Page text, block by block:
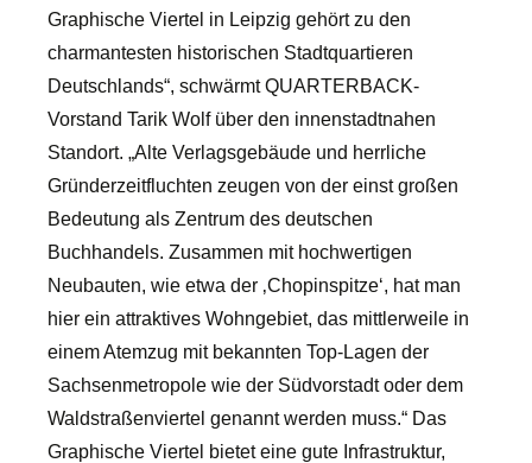
Graphische Viertel in Leipzig gehört zu den
charmantesten historischen Stadtquartieren
Deutschlands“, schwärmt QUARTERBACK-
Vorstand Tarik Wolf über den innenstadtnahen
Standort. „Alte Verlagsgebäude und herrliche
Gründerzeitfluchten zeugen von der einst großen
Bedeutung als Zentrum des deutschen
Buchhandels. Zusammen mit hochwertigen
Neubauten, wie etwa der ‚Chopinspitze‘, hat man
hier ein attraktives Wohngebiet, das mittlerweile in
einem Atemzug mit bekannten Top-Lagen der
Sachsenmetropole wie der Südvorstadt oder dem
Waldstraßenviertel genannt werden muss.“ Das
Graphische Viertel bietet eine gute Infrastruktur,